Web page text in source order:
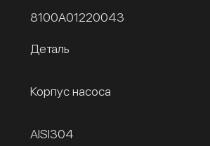
8100A01220043
Деталь
Корпус насоса
AISI304